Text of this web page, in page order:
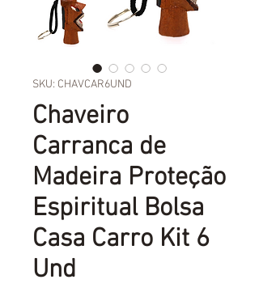
SKU: CHAVCAR6UND
Chaveiro
Carranca de
Madeira Proteção
Espiritual Bolsa
Casa Carro Kit 6
Und